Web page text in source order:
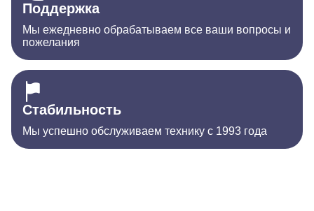
Поддержка
Мы ежедневно обрабатываем все ваши вопросы и
пожелания
Стабильность
Мы успешно обслуживаем технику с 1993 года